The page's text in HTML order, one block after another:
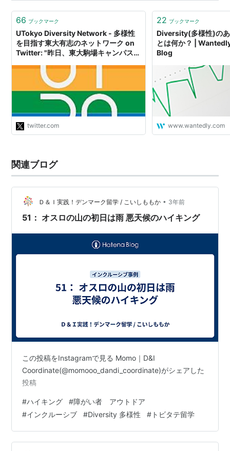
66 ブックマーク
UTokyo Diversity Network - 多様性
を目指す東大有志のネットワーク on
Twitter: "昨日、東大駒場キャンパスで
トする」立て看板（通称：「チー牛」
立て看）が設置されたことを受け、学
生有志で公開抗議文を作成いたしまし
た。不必要に分断を招き、また差別を
助長する言説を、私たちは断固糾弾
し… https://t.co/Z13Fx994NH"
twitter.com
22 ブックマーク
Diversity(多様性)の
とは何か？ |
Blog
www.wantedly.com
関連ブログ
Ｄ＆Ｉ実践！デンマーク留学 / こいしももか • 3年前
51： オスロの山の初日は雨 悪天候のハイキング
この投稿をInstagramで見る Momo｜D&I
Coordinate(@momooo_dandi_coordinate)がシェアした
投稿
#ハイキング #障がい者 アウトドア
#インクルーシブ #Diversity 多様性 # トビタテ留学